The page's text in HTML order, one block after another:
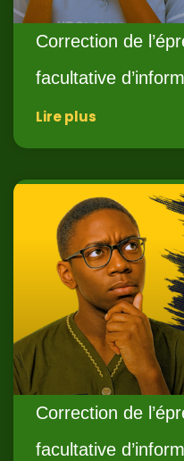
Correction de
facultative
Lire plus
Correction de
facultative